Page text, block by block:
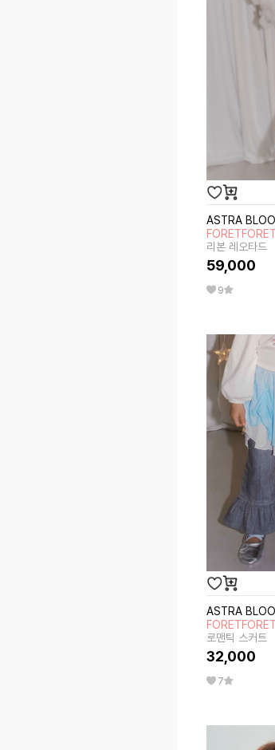
ASTRA
리본 레오타드
59,000
9
ASTRA
로맨틱 스커트
32,000
7